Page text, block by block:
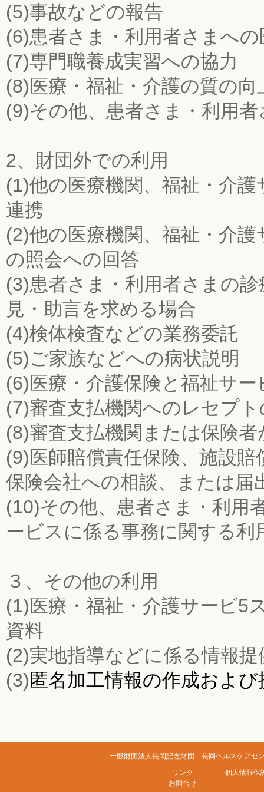
(5)事故などの報告
(6)患者さま・利用者さまへ
(7)専門職養成実習への協力
(8)医療・福祉・介護の質の
(9)その他、患者さま・利用
2、財団外での利用
(1)他の医療機関、福祉・介
連携
(2)他の医療機関、福祉・介
の照会への回答
(3)患者さま・利用者さまの
見・助言を求める場合
(4)検体検査などの業務委託
(5)ご家族などへの病状説明
(6)医療・介護保険と福祉サ
(7)審査支払機関へのレセプ
(8)審査支払機関または保険
(9)医師賠償責任保険、施設
保険会社への相談、または届
(10)その他、患者さま・利用
ービスに係る事務に関する利
３、その他の利用
(1)医療・福祉・介護サービ5
資料
(2)実地指導などに係る情報提
(3)匿名加工情報の作成および
一般財団法人長岡記念財団 長岡ヘルスケア
リンク
個人情報保
お問合せ